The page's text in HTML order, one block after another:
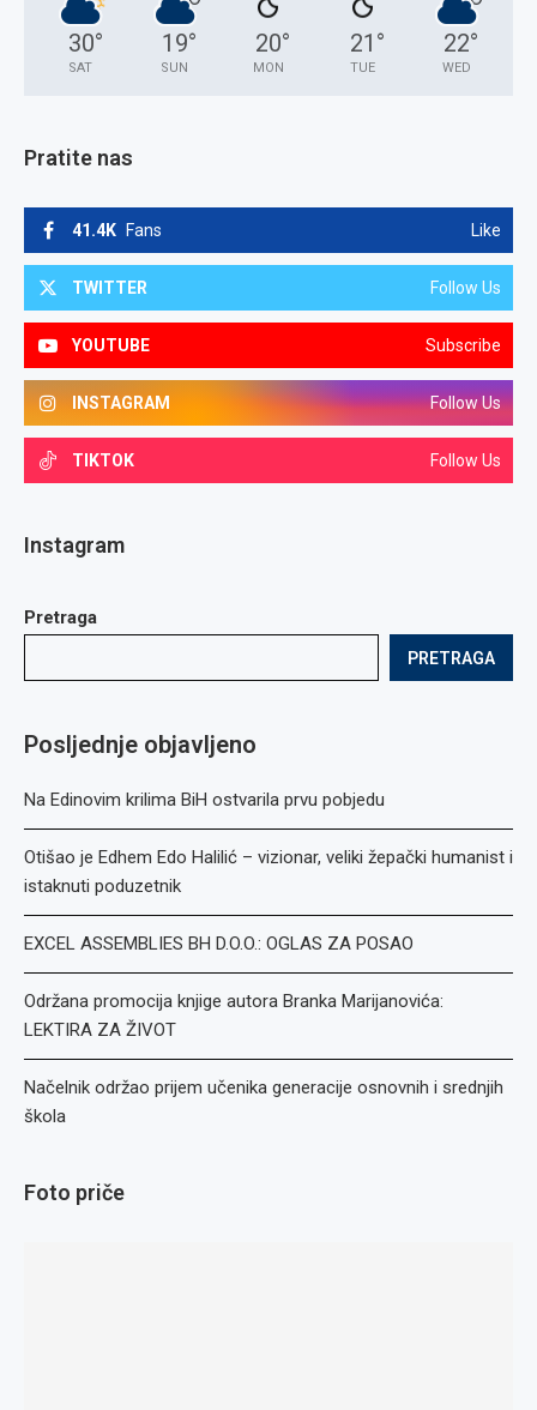
30°
SAT
19°
SUN
20°
MON
21 °
TUE
22°
WED
Pratite nas
41.4K Fans Like
TWITTER Follow Us
YOUTUBE Subscribe
INSTAGRAM Follow Us
TIKTOK Follow Us
Instagram
Pretraga
PRETRAGA
Posljednje objavljeno
Na Edinovim krilima BiH ostvarila prvu pobjedu
Otišao je Edhem Edo Halilić – vizionar, veliki žepački humanist i
istaknuti poduzetnik
EXCEL ASSEMBLIES BH D.O.O.: OGLAS ZA POSAO
Održana promocija knjige autora Branka Marijanovića:
LEKTIRA ZA ŽIVOT
Načelnik održao prijem učenika generacije osnovnih i srednjih
škola
Foto priče